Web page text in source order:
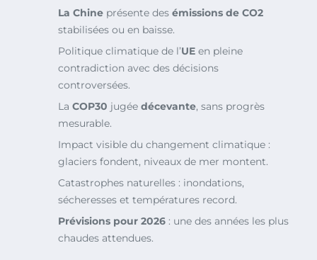
La Chine présente des émissions de CO2
stabilisées ou en baisse.
Politique climatique de l’UE en pleine
contradiction avec des décisions
controversées.
La COP30 jugée décevante, sans progrès
mesurable.
Impact visible du changement climatique :
glaciers fondent, niveaux de mer montent.
Catastrophes naturelles : inondations,
sécheresses et températures record.
Prévisions pour 2026 : une des années les plus
chaudes attendues.